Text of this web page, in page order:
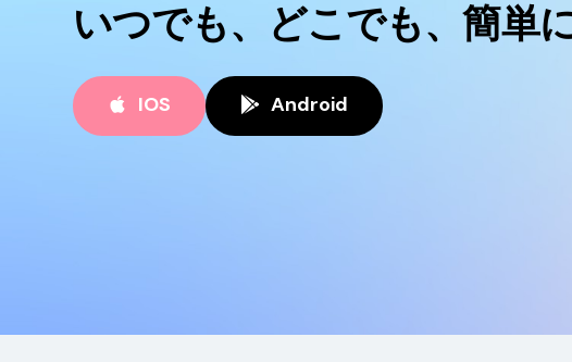
いつでも、どこでも、簡単
IOS Android